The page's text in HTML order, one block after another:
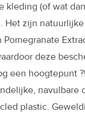
kleding (of wat
Het zijn
Pomegranate
deze
een hoogtepunt
navulbare
plastic.